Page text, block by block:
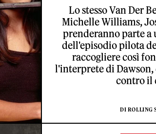
Lo stesso Van Der
Michelle Williams,
prenderanno parte
dell'episodio pilota
raccogliere così
l'interprete di
contro il
DI ROLLING